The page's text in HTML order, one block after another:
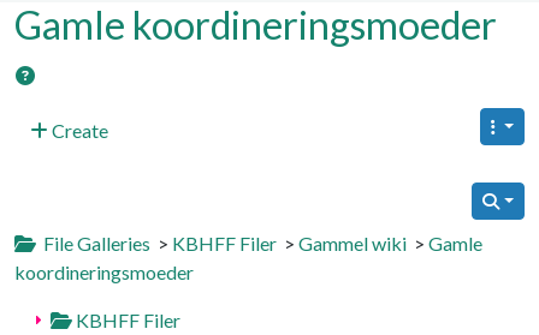
Navigation and related
Gamle koordineringsmoeder
Create
File Galleries > KBHFF Filer > Gammel wiki > Gamle
koordineringsmoeder
KBHFF Filer